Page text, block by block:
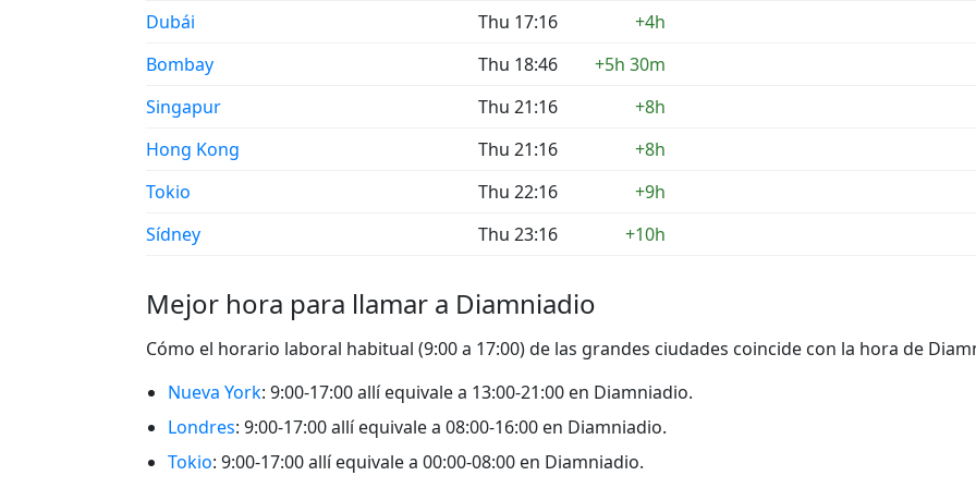
Dubái
Thu 17:16
+4h
Bombay
Thu 18:46
+5h 30m
Singapur
Thu 21:16
+8h
Hong Kong
Thu 21:16
+8h
Tokio
Thu 22:16
+9h
Sídney
Thu 23:16 +10h
Mejor hora para llamar a Diamniadio
Cómo el horario laboral habitual (9:00 a 17:00) de las grandes ciudades coincide con la hora de
Nueva York: 9:00-17:00 allí equivale a 13:00-21:00 en Diamniadio.
Londres: 9:00-17:00 allí equivale a 08:00-16:00 en Diamniadio.
Tokio: 9:00-17:00 allí equivale a 00:00-08:00 en Diamniadio.